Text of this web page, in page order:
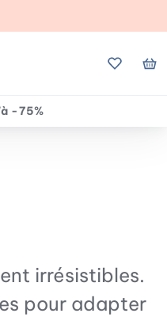
Mes
-75%
irrésistibles.
pour adapter